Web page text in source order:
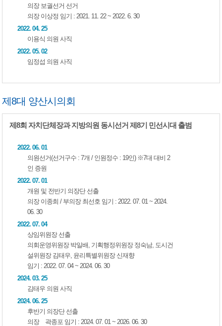
의장 보궐선거 선거
의장 이상정 임기 : 2021. 11. 22 ~ 2022. 6. 30
2022. 04. 25
이용식 의원 사직
2022. 05. 02
임정섭 의원 사직
제8대 양산시의회
제8회 자치단체장과 지방의원 동시선거 제8기 민선시대 출범
2022. 06. 01
의원선거(선거구수 : 7개 / 인원정수 : 19인) ※7대 대비 2
인 증원
2022. 07. 01
개원 및 전반기 의장단 선출
의장 이종희 / 부의장 최선호 임기 : 2022. 07. 01 ~ 2024.
06. 30
2022. 07. 04
상임위원장 선출
의회운영위원장 박일배, 기획행정위원장 정숙남, 도시건
설위원장 김태우, 윤리특별위원장 신재향
임기 : 2022. 07. 04 ~ 2024. 06. 30
2024. 03. 25
김태우 의원 사직
2024. 06. 25
후반기 의장단 선출
의장 곽종포 임기 : 2024. 07. 01 ~ 2026. 06. 30